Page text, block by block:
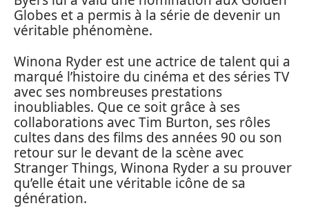
Globes et a permis à la série de devenir un
véritable phénomène.
Winona Ryder est une actrice de talent qui a
marqué l’histoire du cinéma et des séries TV
avec ses nombreuses prestations
inoubliables. Que ce soit grâce à ses
collaborations avec Tim Burton, ses rôles
cultes dans des films des années 90 ou son
retour sur le devant de la scène avec
Stranger Things, Winona Ryder a su prouver
qu’elle était une véritable icône de sa
génération.